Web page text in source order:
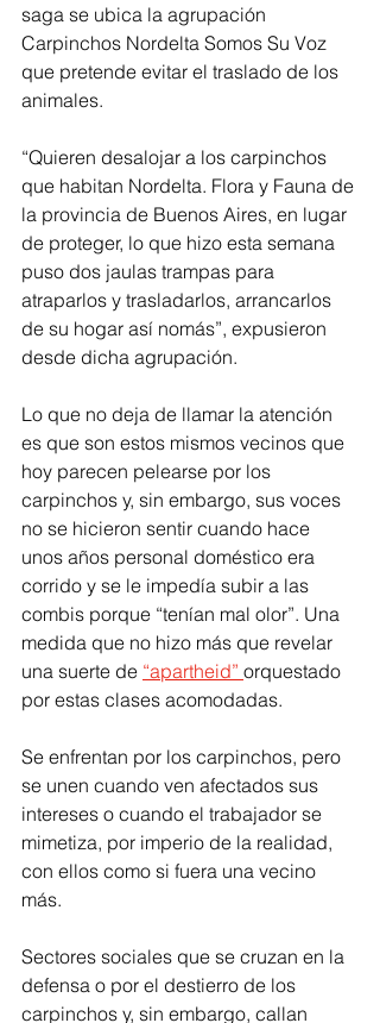
saga se ubica la agrupación
Carpinchos Nordelta Somos Su Voz
que pretende evitar el traslado de los
animales.
“Quieren desalojar a los carpinchos
que habitan Nordelta. Flora y Fauna de
la provincia de Buenos Aires, en lugar
de proteger, lo que hizo esta semana
puso dos jaulas trampas para
atraparlos y trasladarlos, arrancarlos
de su hogar así nomás”, expusieron
desde dicha agrupación.
Lo que no deja de llamar la atención
es que son estos mismos vecinos que
hoy parecen pelearse por los
carpinchos y, sin embargo, sus voces
no se hicieron sentir cuando hace
unos años personal doméstico era
corrido y se le impedía subir a las
combis porque “tenían mal olor”. Una
medida que no hizo más que revelar
una suerte de “apartheid” orquestado
por estas clases acomodadas.
Se enfrentan por los carpinchos, pero
se unen cuando ven afectados sus
intereses o cuando el trabajador se
mimetiza, por imperio de la realidad,
con ellos como si fuera una vecino
más.
Sectores sociales que se cruzan en la
defensa o por el destierro de los
carpinchos y, sin embargo, callan